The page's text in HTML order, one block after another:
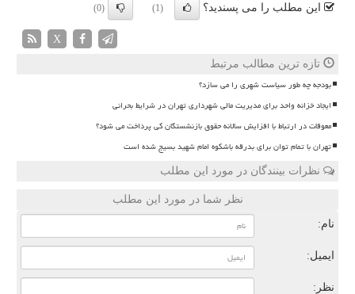
این مطلب را می پسندید؟ (1)
(0)
X
تازه ترین مطالب مرتبط
بودجه چه طور سیاست شهری را می سازد؟
ایجاد خزانه واحد برای مدیریت مالی شهرداری تهران در شرایط بحرانی
معوقات در ارتباط با افزایش سالانه حقوق بازنشستگان کی پرداخت می شود؟
تهران با تمام توان برای بدرقه باشکوه امام شهید بسیج شده است
نظرات بینندگان در مورد این مطلب
نظر شما در مورد این مطلب
نام:
ایمیل:
نظر: